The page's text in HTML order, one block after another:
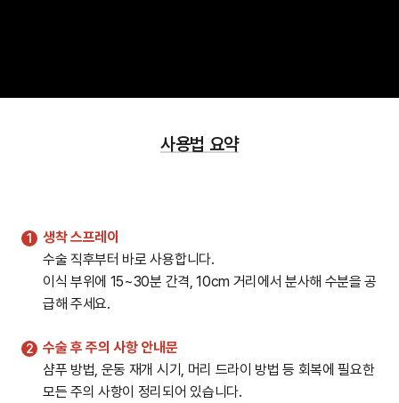
사용법 요약
생착 스프레이
수술 직후부터 바로 사용합니다.
이식 부위에 15~30분 간격, 10cm 거리에서 분사해 수분을 공
급해 주세요.
수술 후 주의 사항 안내문
샴푸 방법, 운동 재개 시기, 머리 드라이 방법 등 회복에 필요한
모든 주의 사항이 정리되어 있습니다.